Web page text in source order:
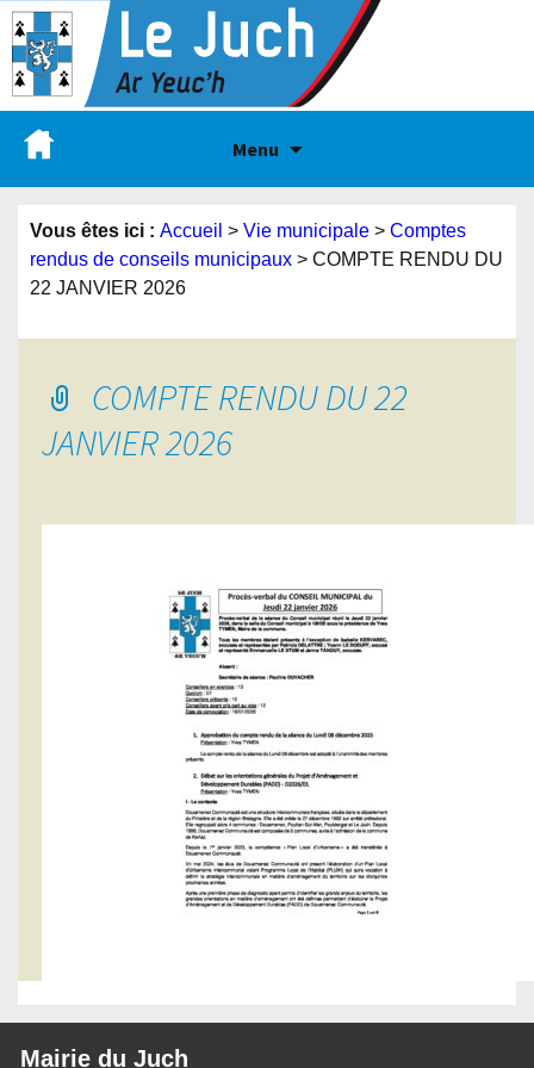
Menu
Vous êtes ici : Accueil > Vie municipale > Comptes
rendus de conseils municipaux > COMPTE RENDU DU
22 JANVIER 2026
COMPTE RENDU DU 22
JANVIER 2026
Mairie du Juch